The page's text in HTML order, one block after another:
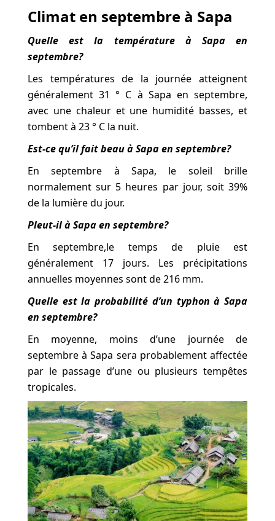
Climat en septembre à Sapa
Quelle est la température à Sapa en
septembre?
Les températures de la journée atteignent
généralement 31 ° C à Sapa en septembre,
avec une chaleur et une humidité basses, et
tombent à 23 ° C la nuit.
Est-ce qu’il fait beau à Sapa en septembre?
En septembre à Sapa, le soleil brille
normalement sur 5 heures par jour, soit 39%
de la lumière du jour.
Pleut-il à Sapa en septembre?
En septembre,le temps de pluie est
généralement 17 jours. Les précipitations
annuelles moyennes sont de 216 mm.
Quelle est la probabilité d’un typhon à Sapa
en septembre?
En moyenne, moins d’une journée de
septembre à Sapa sera probablement affectée
par le passage d’une ou plusieurs tempêtes
tropicales.